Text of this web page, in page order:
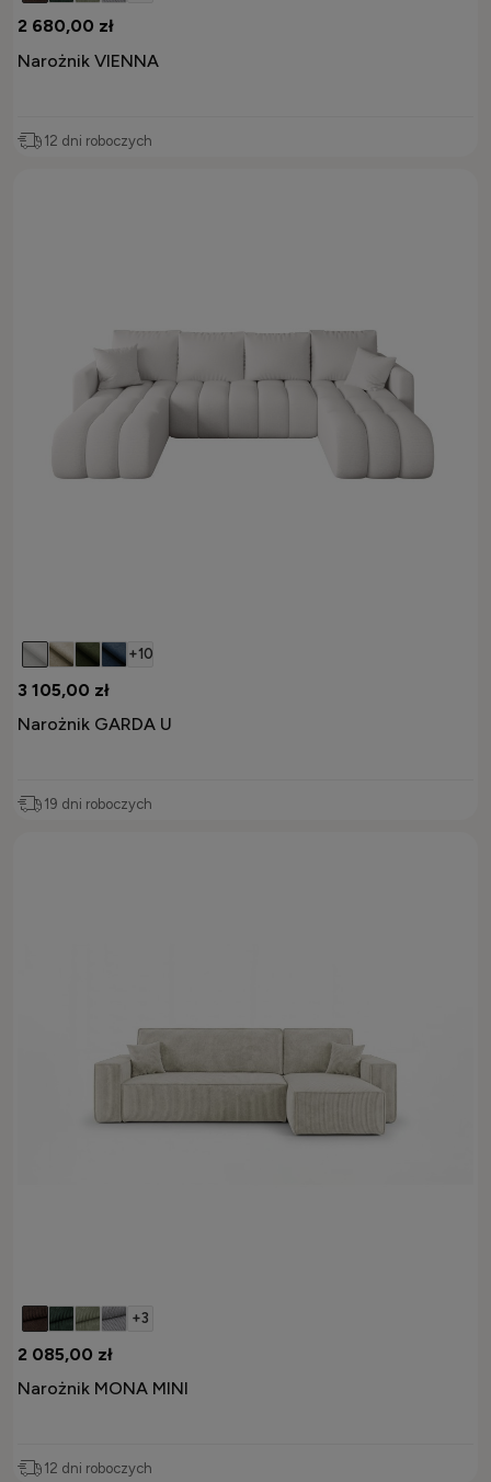
2 680,00 zł
Narożnik VIENNA
12 dni roboczych
+10
3 105,00 zł
Narożnik GARDA U
19 dni roboczych
+3
2 085,00 zł
Narożnik MONA MINI
12 dni roboczych